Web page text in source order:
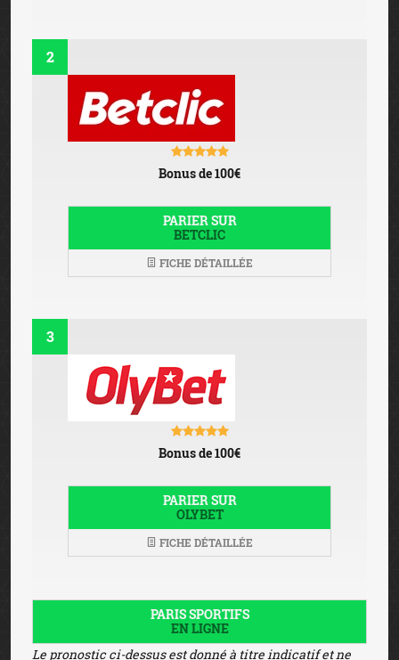
2
Bonus de 100€
PARIER SUR
BETCLIC
FICHE DÉTAILLÉE
3
Bonus de 100€
PARIER SUR
OLYBET
FICHE DÉTAILLÉE
PARIS SPORTIFS
EN LIGNE
Le pronostic ci-dessus est donné à titre indicatif et ne